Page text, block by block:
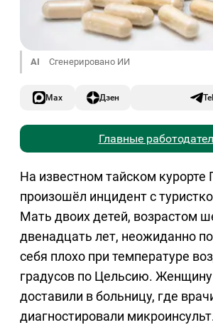
AI Сгенерировано ИИ
Max Дзен
Главные
На известном тайском курорте
произошёл инцидент с
Мать двоих детей, возрастом
двенадцать лет, неожиданно
себя плохо при температуре
градусов по Цельсию.
доставили в больницу, где
диагностировали